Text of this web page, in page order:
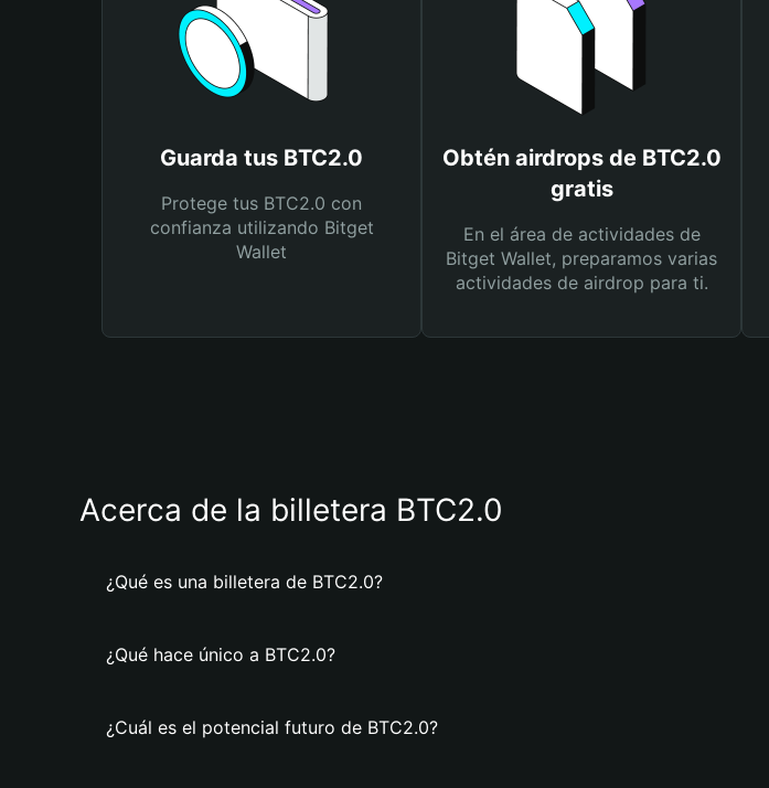
Guarda tus BTC2.0
Protege tus BTC2.0 con
confianza utilizando Bitget
Wallet
Obtén airdrops de BTC2.0
gratis
En el área de actividades de
Bitget Wallet, preparamos varias
actividades de airdrop para ti.
Acerca de la billetera BTC2.0
¿Qué es una billetera de BTC2.0?
¿Qué hace único a BTC2.0?
¿Cuál es el potencial futuro de BTC2.0?